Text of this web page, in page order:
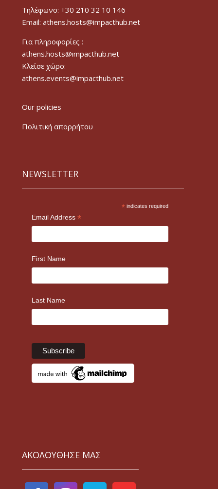
Τηλέφωνο: +30 210 32 10 146
Email: athens.hosts@impacthub.net
Για πληροφορίες :
athens.hosts@impacthub.net
Κλείσε χώρο:
athens.events@impacthub.net
Our policies
Πολιτική απορρήτου
NEWSLETTER
* indicates required
Email Address *
First Name
Last Name
ΑΚΟΛΟΥΘΗΣΕ ΜΑΣ